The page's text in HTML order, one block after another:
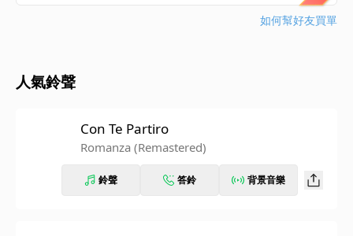
如何幫好友買單
人氣鈴聲
Con Te Partiro
Romanza (Remastered)
鈴聲 答鈴 背景音樂